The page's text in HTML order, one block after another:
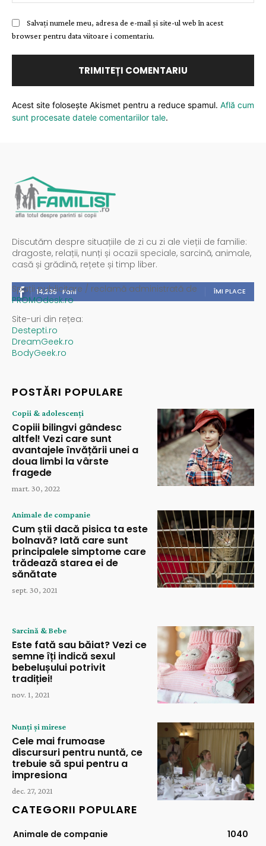
Salvați numele meu, adresa de e-mail și site-ul web în acest
browser pentru data viitoare i comentariu.
Acest site folosește Akismet pentru a reduce spamul. Află cum
sunt procesate datele comentariilor tale.
Discutăm despre situațiile de zi cu zi ale vieții de familie:
dragoste, relații, nunți și ocazii speciale, sarcină, animale,
casă și grădină, rețete și timp liber.
14,235 Fani ÎMI PLACE
Spații publicitare / reclamă administrată de
PROMOdesk.ro
Site-uri din rețea:
Destepti.ro
DreamGeek.ro
BodyGeek.ro
POSTĂRI POPULARE
Copii & adolescenți
Copiii bilingvi gândesc
altfel! Vezi care sunt
avantajele învățării unei a
doua limbi la vârste
fragede
mart. 30, 2022
Animale de companie
Cum știi dacă pisica ta este
bolnavă? Iată care sunt
principalele simptome care
trădează starea ei de
sănătate
sept. 30, 2021
Sarcină & Bebe
Este fată sau băiat? Vezi ce
semne îți indică sexul
bebelușului potrivit
tradiției!
nov. 1, 2021
Nunți și mirese
Cele mai frumoase
discursuri pentru nuntă, ce
trebuie să spui pentru a
impresiona
dec. 27, 2021
CATEGORII POPULARE
Animale de companie
1040